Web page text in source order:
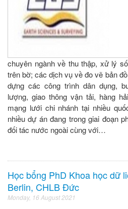
chuyên ngành về thu thập, xử lý
trên bờ; các dịch vụ về đo vẽ bản
dựng các công trình dân dụng,
lượng, giao thông vận tải, hàng
mạng lưới chi nhánh tại nhiều
nhiều dự án đang trong giai đoạn
đối tác nước ngoài cùng với…
Học bổng PhD Khoa học dữ
Berlin, CHLB Đức
Monday, 16 August 2021